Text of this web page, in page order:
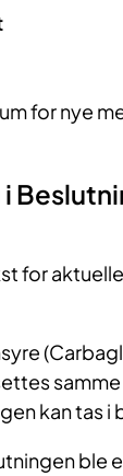
for nye
for
kan tas
ble